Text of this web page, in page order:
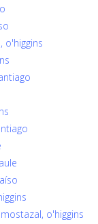
o'higgins
o'higgins